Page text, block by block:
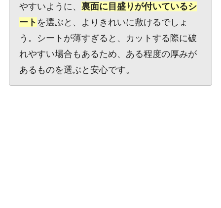
やすいように、 裏面に目盛りが付いているシ
ート を選ぶと、よりきれいに敷けるでしょ
う。シートが薄すぎると、カットする際に破
れやすい場合もあるため、ある程度の厚みが
あるものを選ぶと安心です。